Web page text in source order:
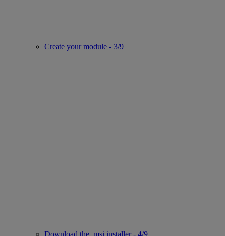
Create your module - 3/9
Download the .msi installer - 4/9